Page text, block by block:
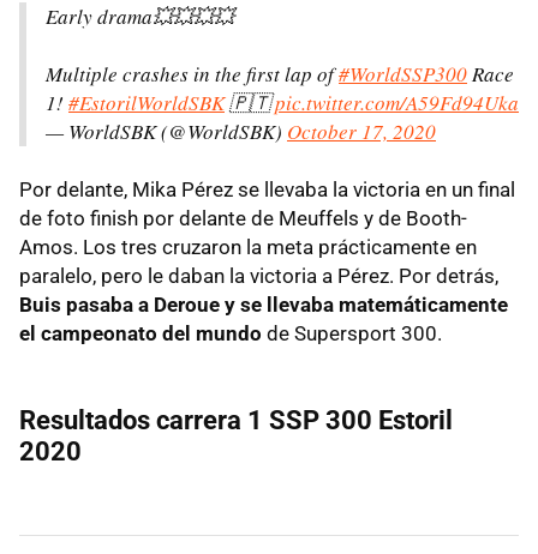
Early drama💥💥💥💥
Multiple crashes in the first lap of#WorldSSP300Race
1! #EstorilWorldSBK🇵🇹pic.twitter.com/A59Fd94Uka
— WorldSBK (@WorldSBK) October 17, 2020
Por delante, Mika Pérez se llevaba la victoria en un final
de foto finish por delante de Meuffels y de Booth-
Amos. Los tres cruzaron la meta prácticamente en
paralelo, pero le daban la victoria a Pérez. Por detrás,
Buis pasaba a Deroue y se llevaba matemáticamente
el campeonato del mundo de Supersport 300.
Resultados carrera 1 SSP 300 Estoril
2020